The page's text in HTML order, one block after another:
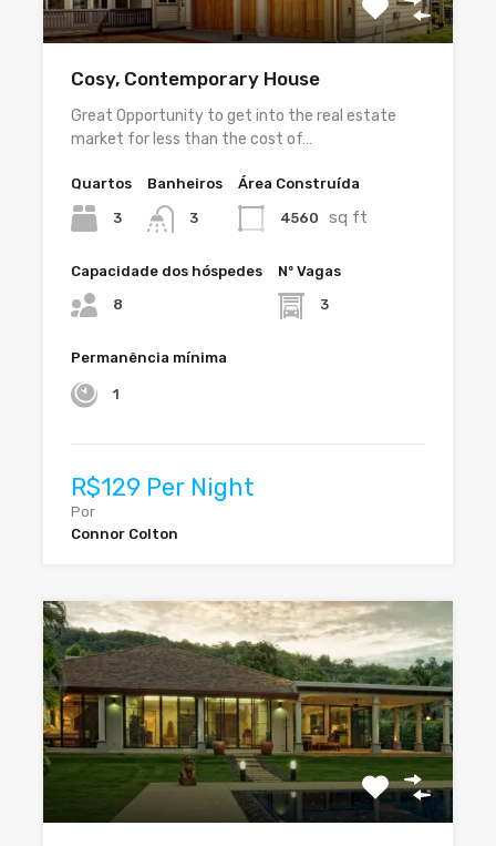
Cosy, Contemporary House
Great Opportunity to get into the real estate
market for less than the cost of…
Quartos
3
Banheiros
3
Área Construída
4560 sq ft
Capacidade dos hóspedes
8
Nº Vagas
3
Permanência mínima
1
R$129 Per Night
Por
Connor Colton